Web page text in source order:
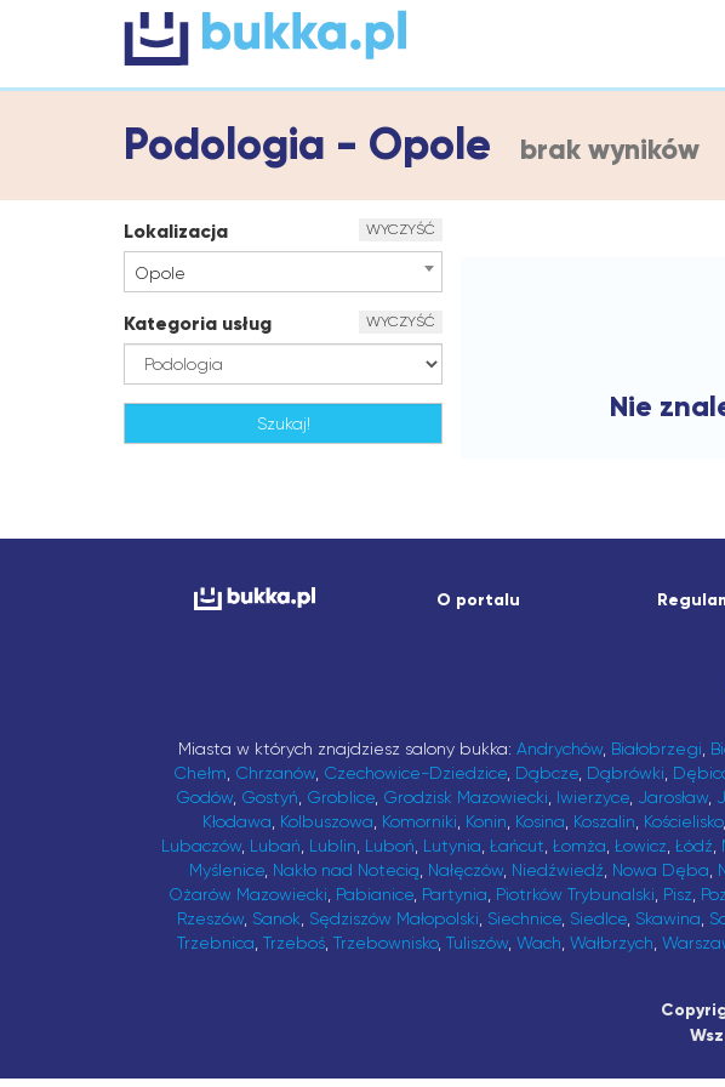
Podologia - Opole brak wyników
Lokalizacja WYCZYŚĆ
Opole
Kategoria usług WYCZYŚĆ
Nie
O portalu
Miasta w których znajdziesz salony bukka: Andrychów, Białobrzegi
Chełm Chrzanów, Czechowice-Dziedzice, Dąbcze, Dąbrówki
Godów Gostyń Groblice Grodzisk Mazowiecki Iwierzyce Jarosław
Kłodawa Kolbuszowa Komorniki Konin Kosina Koszalin Kościelisko,
Lubaczów, Lubań Lublin Luboń Lutynia Łańcut Łomża Łowicz Łódź
Myślenice, Nakło nad Notecią Nałęczów, Niedźwiedź Nowa Dęba
Ożarów Mazowiecki Pabianice, Partynia Piotrków Trybunalski Pisz
Rzeszów, Sanok Sędziszów Małopolski Siechnice, Siedlce, Skawina
Trzebnica Trzeboś Trzebownisko, Tuliszów Wach Wałbrzych